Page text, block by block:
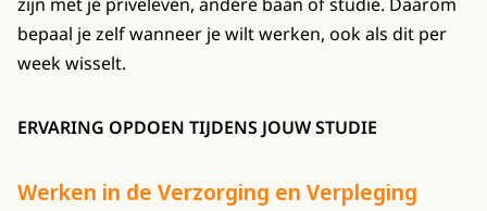
bepaal je zelf wanneer je wilt werken, ook als dit per
week wisselt.
ERVARING OPDOEN TIJDENS JOUW STUDIE
Werken in de Verzorging en Verpleging